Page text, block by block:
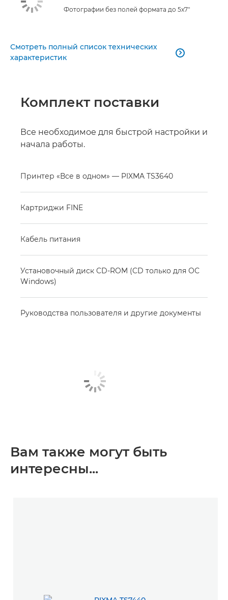
Фотографии без полей формата до 5x7"
Смотреть полный список технических
характеристик

Комплект поставки
Все необходимое для быстрой настройки и
начала работы.
Принтер «Все в одном» — PIXMA TS3640
Картриджи FINE
Кабель питания
Установочный диск CD-ROM (CD только для ОС
Windows)
Руководства пользователя и другие документы
Вам также могут быть
интересны...